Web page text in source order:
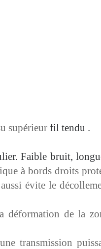
supérieur fil tendu .
Faible bruit,
à bords droits
aussi évite le
de la
transmission